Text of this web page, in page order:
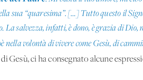
sua “quaresima”. […] Tutto questo il
La salvezza, infatti, è dono, è grazia di
nella volontà di vivere come Gesù, di
Gesù, ci ha consegnato alcune